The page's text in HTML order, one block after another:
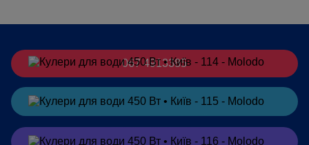
067 4913385
Замовитив Telegram
Замовити в Viber